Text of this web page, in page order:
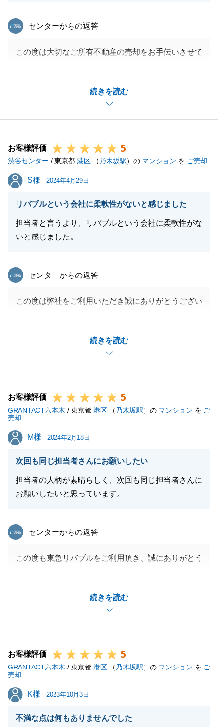
続きを読む
東急リバブル
センターからの返答
この度は大切なご所有不動産の売却をお手伝いさせて
お住み替え先のお手伝いにつきましては、今後改め
て、東急リバブルが一丸となり、様々なご提案ができ
お客様評価 5
渋谷センター / 東京都 港区 （ 乃木坂駅）の マンション を ご売却
S様
S様 2024年4月29日
リバブルという会社に柔軟性がないと感じました
担当者と言うより、リバブルという会社に柔軟性がな
いと感じました。
続きを読む
東急リバブル
センターからの返答
この度は弊社をご利用いただき誠にありがとうござい
事に取引が完了出来たのもS様と二人三脚で進めてい
けたからだと感じております。
引き続き、どうぞ宜しくお願い致します。
閉じる
お客様評価 5
GRANTACT六本木 / 東京都 港区 （ 乃木坂駅）の マンション を ご
売却
M様
M様 2024年2月18日
次回も同じ担当者さんにお願いしたい
担当者の人柄が素晴らしく、次回も同じ担当者さんに
お願いしたいと思っています。
続きを読む
東急リバブル
センターからの返答
この度も東急リバブルをご利用頂き、誠にありがとう
て、前向きにご購入を検討頂けそうなお客様がいらっ
しゃいまして、ご売却をご提案させて頂いたことをき
っかけとしたお取引でございました。
しく思います。
次回のお取引につきましても是非、弊社及び私をご利
用頂けましたら幸いでございます。
その際には一層M様のお力になれるよう更に精進して
ご相談事がございましたら、何なりとお申し付けくだ
お客様評価 5
GRANTACT六本木 / 東京都 港区 （ 乃木坂駅）の マンション を ご
売却
K様
K様 2023年10月3日
不満な点は何もありませんでした